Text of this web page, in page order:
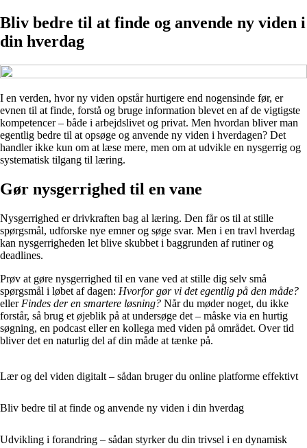
Bliv bedre til at finde og anvende ny viden i
din hverdag
I en verden, hvor ny viden opstår hurtigere end nogensinde før, er
evnen til at finde, forstå og bruge information blevet en af de vigtigste
kompetencer – både i arbejdslivet og privat. Men hvordan bliver man
egentlig bedre til at opsøge og anvende ny viden i hverdagen? Det
handler ikke kun om at læse mere, men om at udvikle en nysgerrig og
systematisk tilgang til læring.
Gør nysgerrighed til en vane
Nysgerrighed er drivkraften bag al læring. Den får os til at stille
spørgsmål, udforske nye emner og søge svar. Men i en travl hverdag
kan nysgerrigheden let blive skubbet i baggrunden af rutiner og
deadlines.
Prøv at gøre nysgerrighed til en vane ved at stille dig selv små
spørgsmål i løbet af dagen: Hvorfor gør vi det egentlig på den måde?
eller Findes der en smartere løsning? Når du møder noget, du ikke
forstår, så brug et øjeblik på at undersøge det – måske via en hurtig
søgning, en podcast eller en kollega med viden på området. Over tid
bliver det en naturlig del af din måde at tænke på.
Lær og del viden digitalt – sådan bruger du online platforme effektivt
Bliv bedre til at finde og anvende ny viden i din hverdag
Udvikling i forandring – sådan styrker du din trivsel i en dynamisk